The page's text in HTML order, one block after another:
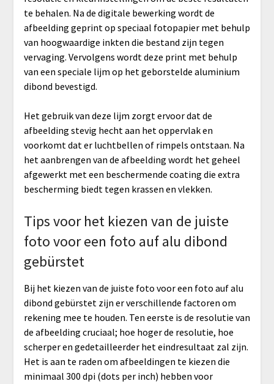
te behalen. Na de digitale bewerking wordt de
afbeelding geprint op speciaal fotopapier met behulp
van hoogwaardige inkten die bestand zijn tegen
vervaging. Vervolgens wordt deze print met behulp
van een speciale lijm op het geborstelde aluminium
dibond bevestigd.
Het gebruik van deze lijm zorgt ervoor dat de
afbeelding stevig hecht aan het oppervlak en
voorkomt dat er luchtbellen of rimpels ontstaan. Na
het aanbrengen van de afbeelding wordt het geheel
afgewerkt met een beschermende coating die extra
bescherming biedt tegen krassen en vlekken.
Tips voor het kiezen van de juiste
foto voor een foto auf alu dibond
gebürstet
Bij het kiezen van de juiste foto voor een foto auf alu
dibond gebürstet zijn er verschillende factoren om
rekening mee te houden. Ten eerste is de resolutie van
de afbeelding cruciaal; hoe hoger de resolutie, hoe
scherper en gedetailleerder het eindresultaat zal zijn.
Het is aan te raden om afbeeldingen te kiezen die
minimaal 300 dpi (dots per inch) hebben voor